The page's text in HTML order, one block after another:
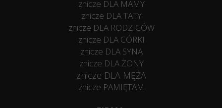
znicze DLA MAMY
znicze DLA TATY
znicze DLA RODZICÓW
znicze DLA CÓRKI
znicze DLA SYNA
znicze DLA ŻONY
znicze DLA MĘŻA
znicze PAMIĘTAM